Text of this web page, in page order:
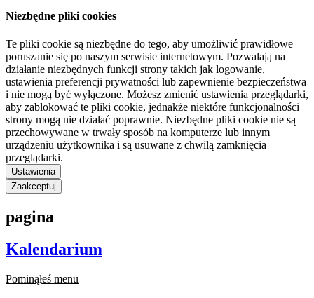
Niezbędne pliki cookies
Te pliki cookie są niezbędne do tego, aby umożliwić prawidłowe
poruszanie się po naszym serwisie internetowym. Pozwalają na
działanie niezbędnych funkcji strony takich jak logowanie,
ustawienia preferencji prywatności lub zapewnienie bezpieczeństwa
i nie mogą być wyłączone. Możesz zmienić ustawienia przeglądarki,
aby zablokować te pliki cookie, jednakże niektóre funkcjonalności
strony mogą nie działać poprawnie. Niezbędne pliki cookie nie są
przechowywane w trwały sposób na komputerze lub innym
urządzeniu użytkownika i są usuwane z chwilą zamknięcia
przeglądarki.
Ustawienia
Zaakceptuj
pagina
Kalendarium
Pominąłeś menu